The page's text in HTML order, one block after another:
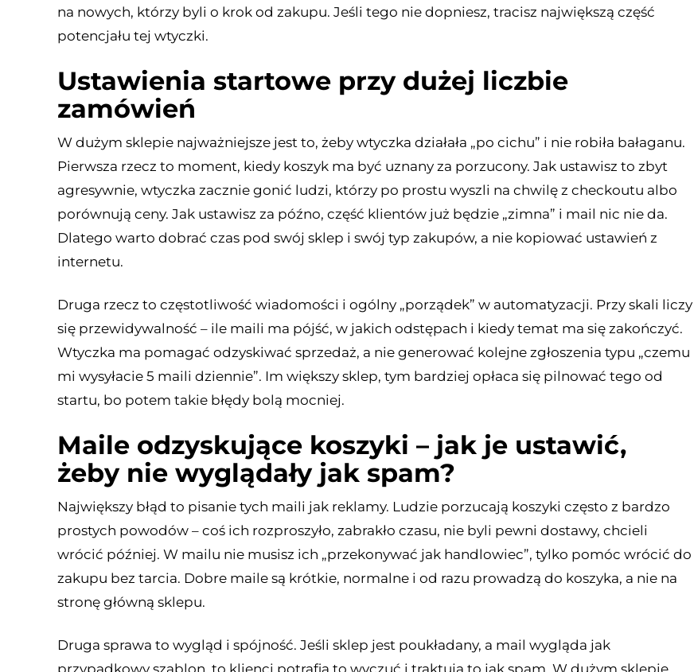
na nowych, którzy byli o krok od zakupu. Jeśli tego nie dopniesz, tracisz największą część
potencjału tej wtyczki.
Ustawienia startowe przy dużej liczbie
zamówień
W dużym sklepie najważniejsze jest to, żeby wtyczka działała „po cichu” i nie robiła bałaganu.
Pierwsza rzecz to moment, kiedy koszyk ma być uznany za porzucony. Jak ustawisz to zbyt
agresywnie, wtyczka zacznie gonić ludzi, którzy po prostu wyszli na chwilę z checkoutu albo
porównują ceny. Jak ustawisz za późno, część klientów już będzie „zimna” i mail nic nie da.
Dlatego warto dobrać czas pod swój sklep i swój typ zakupów, a nie kopiować ustawień z
internetu.
Druga rzecz to częstotliwość wiadomości i ogólny „porządek” w automatyzacji. Przy skali liczy
się przewidywalność – ile maili ma pójść, w jakich odstępach i kiedy temat ma się zakończyć.
Wtyczka ma pomagać odzyskiwać sprzedaż, a nie generować kolejne zgłoszenia typu „czemu
mi wysyłacie 5 maili dziennie”. Im większy sklep, tym bardziej opłaca się pilnować tego od
startu, bo potem takie błędy bolą mocniej.
Maile odzyskujące koszyki – jak je ustawić,
żeby nie wyglądały jak spam?
Największy błąd to pisanie tych maili jak reklamy. Ludzie porzucają koszyki często z bardzo
prostych powodów – coś ich rozproszyło, zabrakło czasu, nie byli pewni dostawy, chcieli
wrócić później. W mailu nie musisz ich „przekonywać jak handlowiec”, tylko pomóc wrócić do
zakupu bez tarcia. Dobre maile są krótkie, normalne i od razu prowadzą do koszyka, a nie na
stronę główną sklepu.
Druga sprawa to wygląd i spójność. Jeśli sklep jest poukładany, a mail wygląda jak